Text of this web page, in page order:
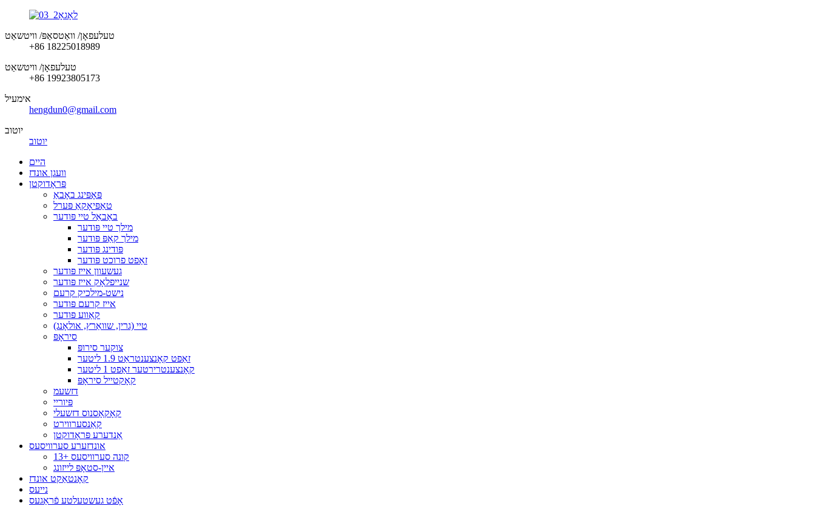
טעלעפאָן/ וואַטסאַפּ/ וויטשאַט
+86 18225018989
טעלעפאָן/ וויטשאַט
+86 19923805173
אימעיל
hengdun0@gmail.com
יוטוב
יוטוב
היים
וועגן אונדז
פּראָדוקטן
פּאָפּינג באָבאַ
טאַפּיאָקאַ פּערל
באַבאַל טיי פּודער
מילך טיי פּודער
מילך קאַפּ פּודער
פּודינג פּודער
זאַפט פרוכט פּודער
געשעוון אייז פּודער
שנייפלאָק אייז פּודער
נישט-מילכיק קרעם
אייז קרעם פּודער
קאַווע פּודער
טיי (גרין, שוואַרץ, אולאָנג)
סיראָפּ
צוקער סירופּ
זאַפט קאָנצענטראַט 1.9 ליטער
קאָנצענטרירטער זאַפט 1 ליטער
קאָקטייל סיראָפּ
דזשעמ
פּיוריי
קאָקאָסנוס דזשעלי
קאַנסערווירט
אַנדערע פּראָדוקטן
אונדזערע סערוויסעס
13+ קונה סערוויסעס
איין-סטאָפּ לייזונג
קאָנטאַקט אונדז
נייעס
אָפֿט געשטעלטע פֿראַגעס